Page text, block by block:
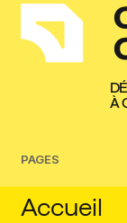
À
PAGES
Accueil